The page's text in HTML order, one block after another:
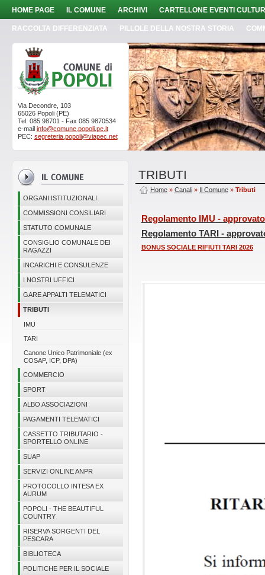
HOME PAGE IL COMUNE ARCHIVI CARTELLONE EVENTI
RACCOLTA DIFFERENZIATA PILLOLE DELLA NOSTRA STORIA
Via Decondre, 103
65026 Popoli (PE)
Tel. 085 98701 - Fax 085 9870534
e-mail info@comune.popoli.pe.it
PEC: segreteria.popoli@viapec.net
ORGANI ISTITUZIONALI
COMMISSIONI CONSILIARI
STATUTO COMUNALE
CONSIGLIO COMUNALE DEI
RAGAZZI
INCARICHI E CONSULENZE
I NOSTRI UFFICI
GARE APPALTI TELEMATICI
TRIBUTI
IMU
TARI
Canone Unico Patrimoniale (ex
COSAP, ICP, DPA)
COMMERCIO
SPORT
ALBO ASSOCIAZIONI
PAGAMENTI TELEMATICI
CASSETTO TRIBUTARIO -
SPORTELLO ONLINE
SUAP
SERVIZI ONLINE ANPR
PROTOCOLLO INTESA EX
AURUM
POPOLI - THE BEAUTIFUL
COUNTRY
RISERVA SORGENTI DEL
PESCARA
BIBLIOTECA
POLITICHE PER IL SOCIALE
TRIBUTI
Home» Canali» Il Comune» Tributi
Regolamento IMU -
Regolamento TARI -
BONUS SOCIALE RIFIUTI TARI 2026